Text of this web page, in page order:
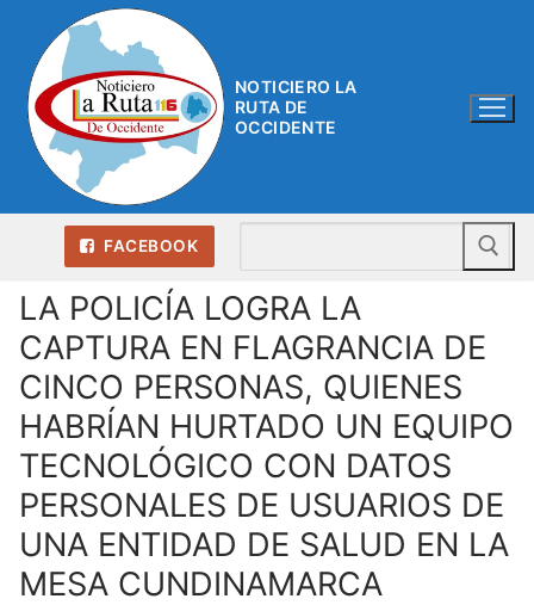
contenido
NOTICIERO LA
RUTA DE
OCCIDENTE
FACEBOOK
LA POLICÍA LOGRA LA
CAPTURA EN FLAGRANCIA DE
CINCO PERSONAS, QUIENES
HABRÍAN HURTADO UN EQUIPO
TECNOLÓGICO CON DATOS
PERSONALES DE USUARIOS DE
UNA ENTIDAD DE SALUD EN LA
MESA CUNDINAMARCA